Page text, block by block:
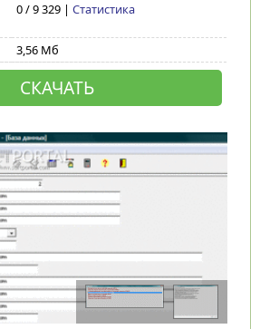
0 / 9 329 | Статистика
3,56 Мб
СКАЧАТЬ